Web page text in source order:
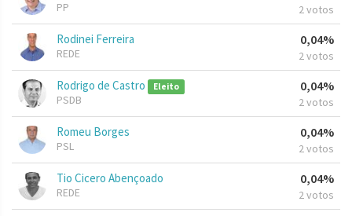
PP 2 votos
Rodinei Ferreira
REDE
0,04%
2 votos
Rodrigo de Castro Eleito
PSDB
0,04%
2 votos
Romeu Borges
PSL
0,04%
2 votos
Tio Cicero Abençoado
REDE
0,04%
2 votos